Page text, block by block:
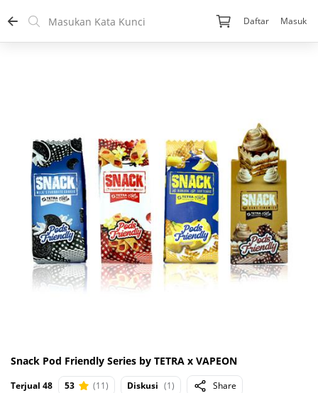
Daftar Masuk
Snack Pod Friendly Series by TETRA x VAPEON
Terjual 48 53 (11) Diskusi (1) Share